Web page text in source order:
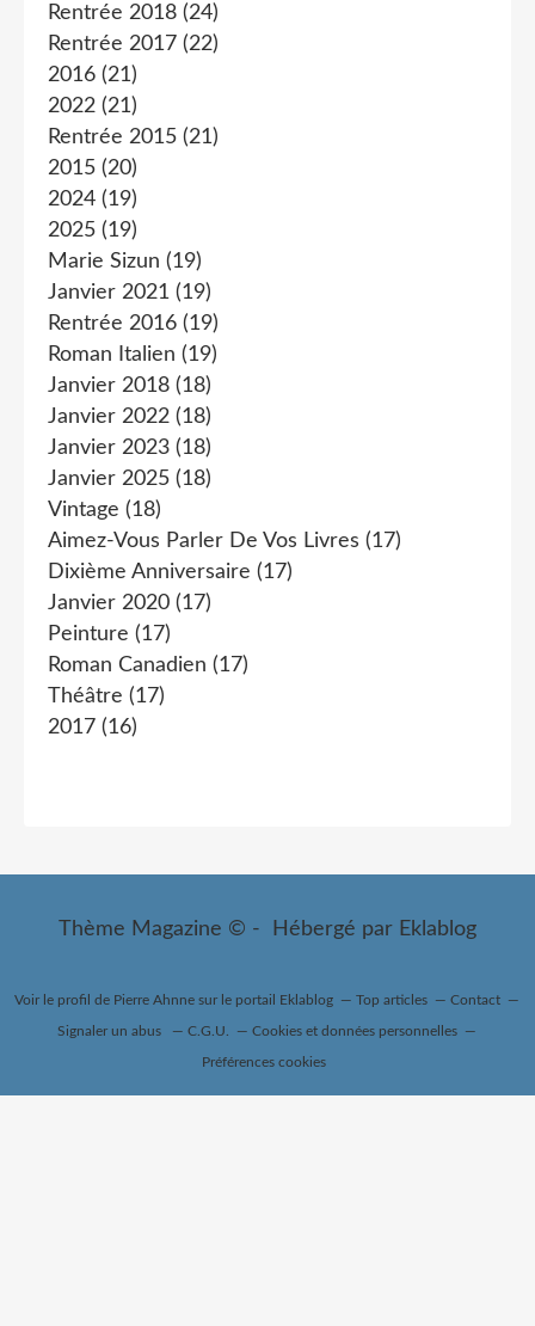
Rentrée 2018 (24)
Rentrée 2017 (22)
2016 (21)
2022 (21)
Rentrée 2015 (21)
2015 (20)
2024 (19)
2025 (19)
Marie Sizun (19)
Janvier 2021 (19)
Rentrée 2016 (19)
Roman Italien (19)
Janvier 2018 (18)
Janvier 2022 (18)
Janvier 2023 (18)
Janvier 2025 (18)
Vintage (18)
Aimez-Vous Parler De Vos Livres (17)
Dixième Anniversaire (17)
Janvier 2020 (17)
Peinture (17)
Roman Canadien (17)
Théâtre (17)
2017 (16)
Thème Magazine © - Hébergé par Eklablog
Voir le profil de Pierre Ahnne sur le portail Eklablog Top articles Contact
Signaler un abus C.G.U. Cookies et données personnelles
Préférences cookies